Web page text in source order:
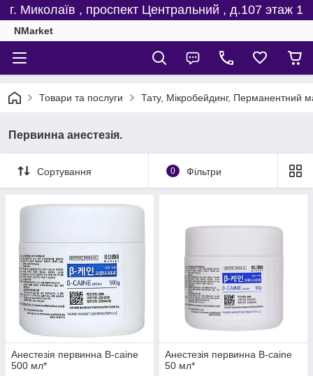
г. Миколаїв , проспект Центральний , д.107 этаж 1
NMarket
Товари та послуги Тату, Мікробейдинг, Перманентний
Первинна анестезія.
Сортування 0 Фільтри
Анестезія первинна B-caine
500 мл*
Анестезія первинна B-caine
50 мл*